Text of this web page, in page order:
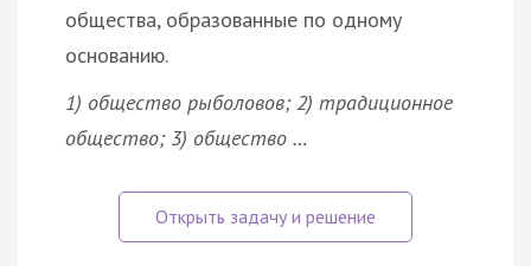
общества, образованные по одному
основанию.
1) общество рыболовов; 2) традиционное
общество; 3) общество …